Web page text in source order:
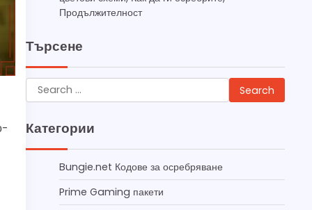
Продължителност
Търсене
Search
for:
Категории
Bungie.net Кодове за осребряване
Prime Gaming пакети